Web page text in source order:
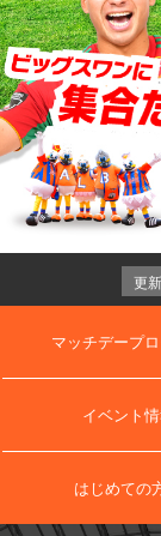
更
マッチデープ
イベント
はじめての